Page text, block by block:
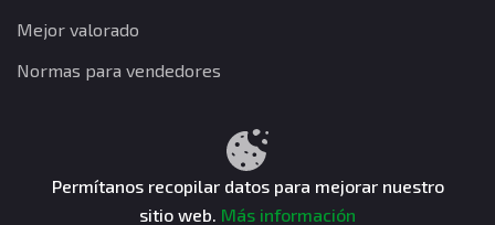
Mejor valorado
Normas para vendedores
Términos y condiciones
CuentasGO © 2026. Todos los derechos reservados.
Permítanos recopilar datos para mejorar nuestro
sitio web. Más información